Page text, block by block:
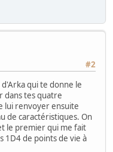
#2
qui te donne le
dans tes quatre
lui renvoyer ensuite
de caractéristiques. On
le premier qui me fait
1D4 de points de vie à